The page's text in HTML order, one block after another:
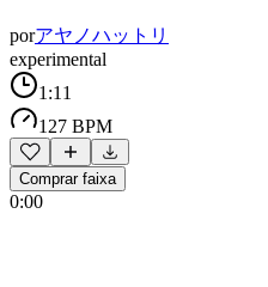
porアヤノハットリ
experimental
1:11
127 BPM
Comprar faixa
0:00